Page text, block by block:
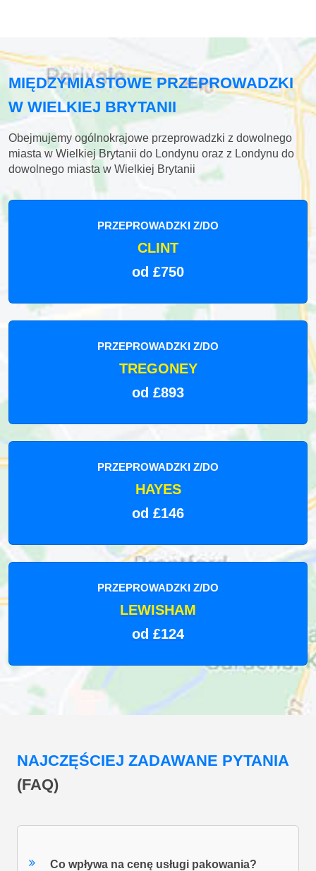
MIĘDZYMIASTOWE PRZEPROWADZKI
W WIELKIEJ BRYTANII
Obejmujemy ogólnokrajowe przeprowadzki z dowolnego
miasta w Wielkiej Brytanii do Londynu oraz z Londynu do
dowolnego miasta w Wielkiej Brytanii
PRZEPROWADZKI Z/DO
CLINT
od £750
PRZEPROWADZKI Z/DO
TREGONEY
od £893
PRZEPROWADZKI Z/DO
HAYES
od £146
PRZEPROWADZKI Z/DO
LEWISHAM
od £124
NAJCZĘŚCIEJ ZADAWANE PYTANIA
(FAQ)
Co wpływa na cenę usługi pakowania?